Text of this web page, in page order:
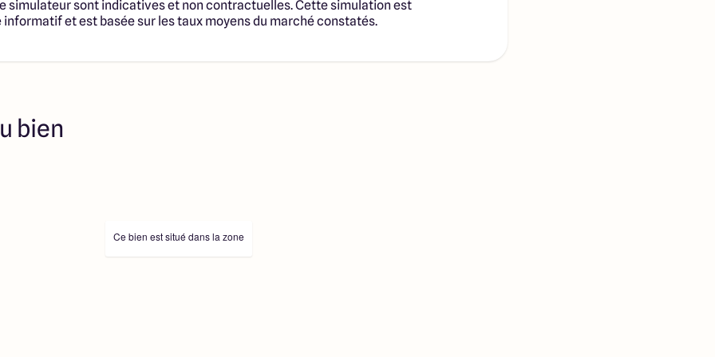
fonciers selon disponibilités
vue de construire une
cadre de la loi du 19/12/1990.
de l’annonce. En aucun
simulateur sont indicatives et non contractuelles. Cette simulation est
et est basée sur les taux moyens du marché constatés.
bien
Ce bien est situé dans la zone